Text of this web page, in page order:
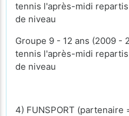
tennis l'après-midi
de niveau
Groupe 9 - 12 ans (2009 -
tennis l'après-midi
de niveau
4) FUNSPORT (partenaire